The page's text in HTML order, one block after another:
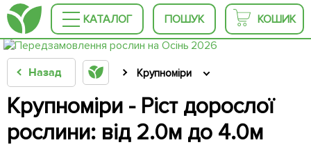
КАТАЛОГ ПОШУК КОШИК
Назад Крупноміри
Крупноміри - Ріст дорослої
рослини: від 2.0м до 4.0м